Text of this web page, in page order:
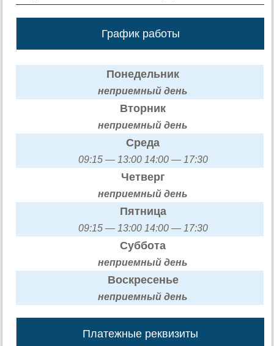
График работы
Понедельник
неприемный день
Вторник
неприемный день
Среда
09:15 — 13:00 14:00 — 17:30
Четверг
неприемный день
Пятница
09:15 — 13:00 14:00 — 17:30
Суббота
неприемный день
Воскресенье
неприемный день
Платежные реквизиты